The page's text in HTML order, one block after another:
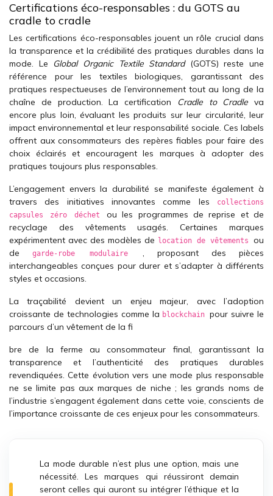
Certifications éco-responsables : du GOTS au
cradle to cradle
Les certifications éco-responsables jouent un rôle crucial dans
la transparence et la crédibilité des pratiques durables dans la
mode. Le Global Organic Textile Standard (GOTS) reste une
référence pour les textiles biologiques, garantissant des
pratiques respectueuses de l’environnement tout au long de la
chaîne de production. La certification Cradle to Cradle va
encore plus loin, évaluant les produits sur leur circularité, leur
impact environnemental et leur responsabilité sociale. Ces labels
offrent aux consommateurs des repères fiables pour faire des
choix éclairés et encouragent les marques à adopter des
pratiques toujours plus responsables.
L’engagement envers la durabilité se manifeste également à
travers des initiatives innovantes comme les
collections
capsules zéro déchet ou les programmes de reprise et de
recyclage des vêtements usagés. Certaines marques
expérimentent avec des modèles de location de vêtements ou
de
garde-robe modulaire , proposant des pièces
interchangeables conçues pour durer et s’adapter à différents
styles et occasions.
La traçabilité devient un enjeu majeur, avec l’adoption
croissante de technologies comme la blockchainpour suivre le
parcours d’un vêtement de la fi
bre de la ferme au consommateur final, garantissant la
transparence et l’authenticité des pratiques durables
revendiquées. Cette évolution vers une mode plus responsable
ne se limite pas aux marques de niche ; les grands noms de
l’industrie s’engagent également dans cette voie, conscients de
l’importance croissante de ces enjeux pour les consommateurs.
La mode durable n’est plus une option, mais une
nécessité. Les marques qui réussiront demain
seront celles qui auront su intégrer l’éthique et la